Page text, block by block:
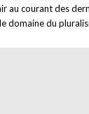
au courant des
domaine du